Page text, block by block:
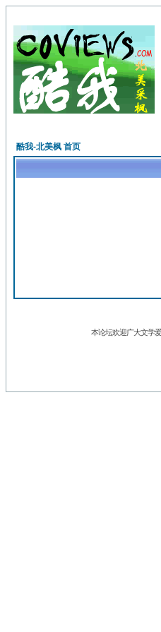
酷我-北美枫 首页
本论坛欢迎广大文学